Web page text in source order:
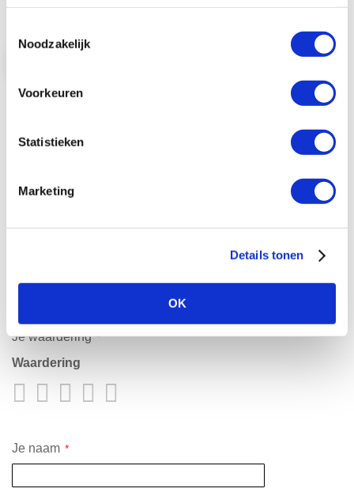
Noodzakelijk
Voorkeuren
Statistieken
Marketing
Details tonen
OK
€ 87,12
verwijderbaar 38x25mm voor desktop printer (2.580
Je waardering
Waardering
1
star
2
stars
3
stars
4
stars
Je naam